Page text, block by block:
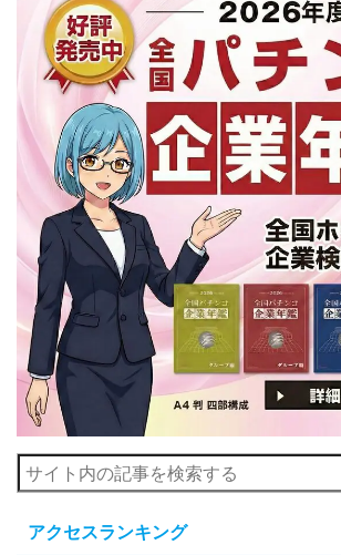
アクセスランキング